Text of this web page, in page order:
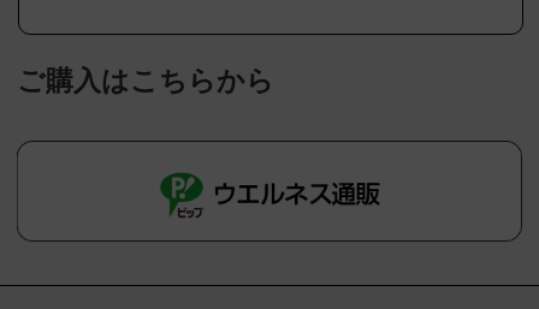
ご購入はこちらから